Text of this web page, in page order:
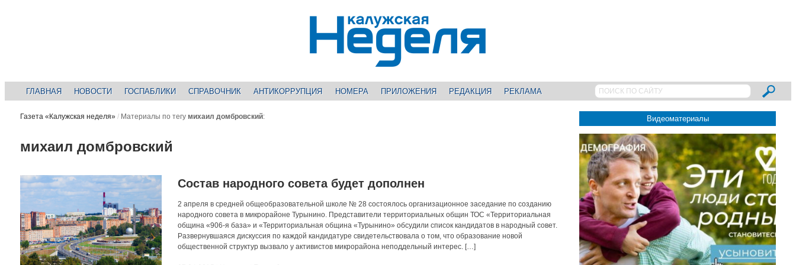
ГЛАВНАЯ НОВОСТИ ГОСПАБЛИКИ СПРАВОЧНИК АНТИКОРРУПЦИЯ НОМЕРА ПРИЛОЖЕНИЯ РЕДАКЦИЯ РЕКЛАМА
Газета «Калужская неделя» / Материалы по тегу михаил домбровский:
михаил домбровский
Состав народного совета будет дополнен
2 апреля в средней общеобразовательной школе № 28 состоялось организационное заседание по созданию
народного совета в микрорайоне Турынино. Представители территориальных общин ТОС «Территориальная
община «906-я база» и «Территориальная община «Турынино» обсудили список кандидатов в народный совет.
Развернувшаяся дискуссия по каждой кандидатуре свидетельствовала о том, что образование новой
общественной структур вызвало у активистов микрорайона неподдельный интерес. […]
Видеоматериалы